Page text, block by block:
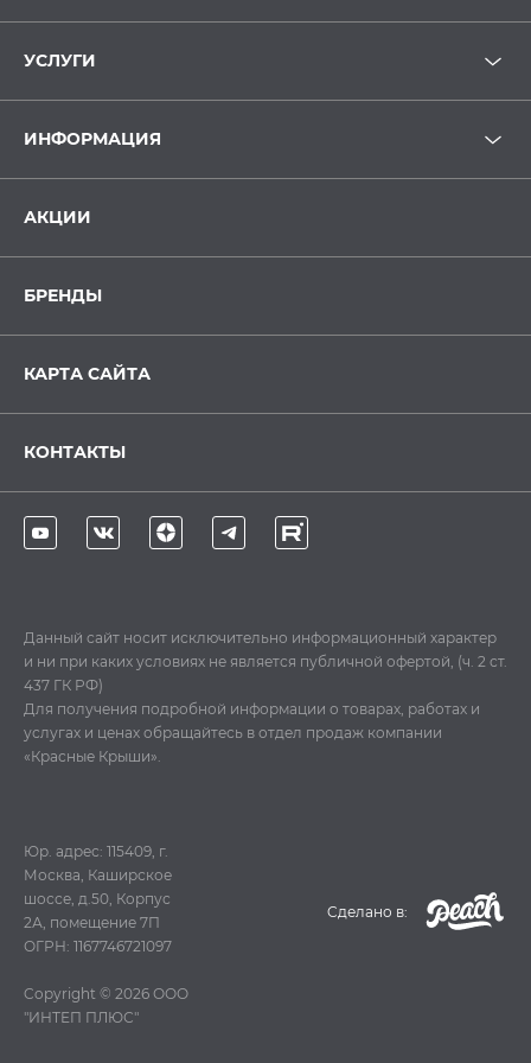
УСЛУГИ
ИНФОРМАЦИЯ
АКЦИИ
БРЕНДЫ
КАРТА САЙТА
КОНТАКТЫ
Данный сайт носит исключительно информационный характер
и ни при каких условиях не является публичной офертой, (ч. 2 ст.
437 ГК РФ)
Для получения подробной информации о товарах, работах и
услугах и ценах обращайтесь в отдел продаж компании
«Красные Крыши».
Юр. адрес: 115409, г.
Москва, Каширское
шоссе, д.50, Корпус
2А, помещение 7П
ОГРН: 1167746721097
Copyright © 2026 ООО
"ИНТЕП ПЛЮС"
Cделано в: